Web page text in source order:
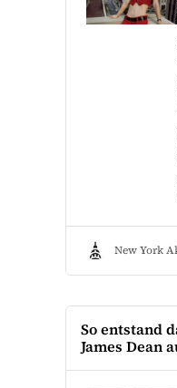
New York
So entstand
James Dean